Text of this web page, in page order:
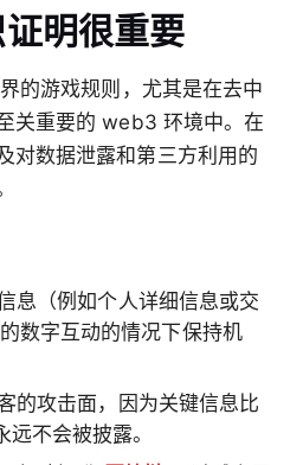
明很重要
的游戏规则，尤其是在去中
关重要的 web3 环境中。在
对数据泄露和第三方利用的
息（例如个人详细信息或交
数字互动的情况下保持机
的攻击面，因为关键信息比
远不会被披露。